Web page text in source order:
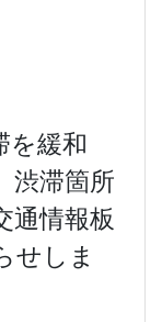
を緩和
渋滞箇所
通情報板
せしま